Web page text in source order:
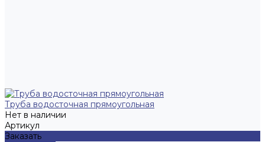
Труба водосточная прямоугольная
Нет в наличии
Артикул
Заказать